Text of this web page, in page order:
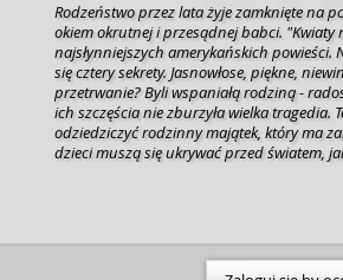
Rodzeństwo przez lata żyje zamknięte na
okiem okrutnej i przesądnej babci.
najsłynniejszych amerykańskich powieści.
się cztery sekrety. Jasnowłose, piękne,
przetrwanie? Byli wspaniałą rodziną -
ich szczęścia nie zburzyła wielka tragedia.
odziedziczyć rodzinny majątek, który ma
dzieci muszą się ukrywać przed światem,
a zagracony świat poddasza może być